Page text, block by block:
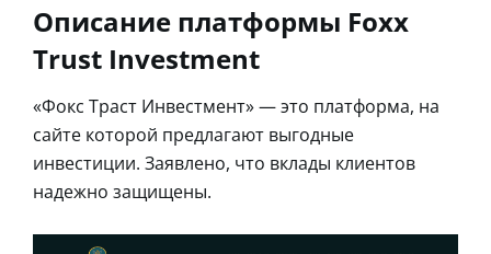
Описание платформы Foxx
Trust Investment
«Фокс Траст Инвестмент» — это платформа, на
сайте которой предлагают выгодные
инвестиции. Заявлено, что вклады клиентов
надежно защищены.